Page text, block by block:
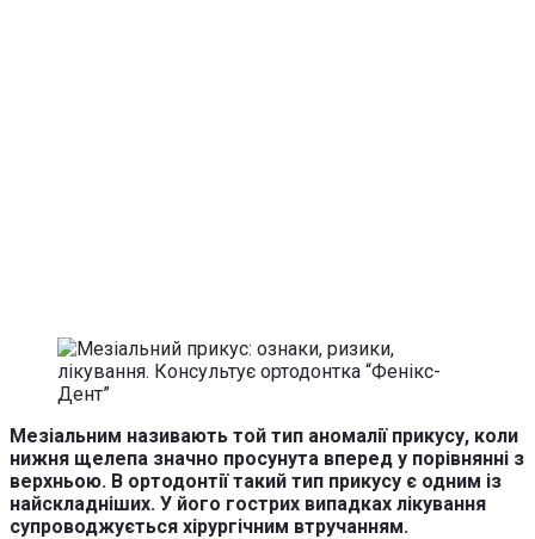
Мезіальним називають той тип аномалії прикусу, коли
нижня щелепа значно просунута вперед у порівнянні з
верхньою. В ортодонтії такий тип прикусу є одним із
найскладніших. У його гострих випадках лікування
супроводжується хірургічним втручанням.